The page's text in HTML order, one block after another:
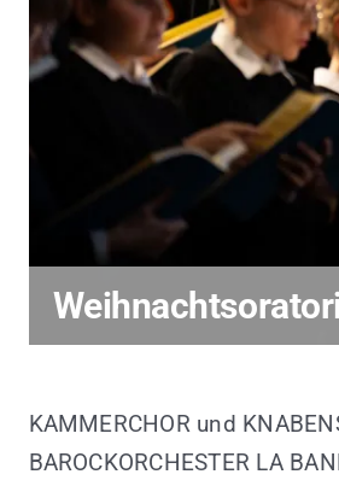
KAMMERCHOR und
BAROCKORCHESTER LA